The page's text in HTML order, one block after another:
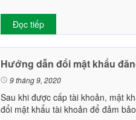
Đọc tiếp
Hướng dẫn đổi mật khẩu
9 tháng 9, 2020
Sau khi được cấp tài khoản, mật
đổi mật khẩu tài khoản để đảm